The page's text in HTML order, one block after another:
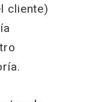
cliente)